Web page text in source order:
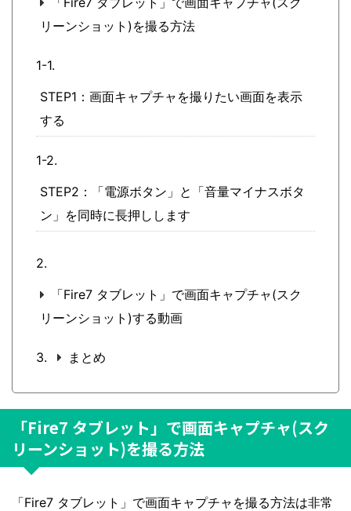
リーンショット)を撮る方法
STEP1：画面キャプチャを撮りたい画面を表示
する
STEP2：「電源ボタン」と「音量マイナスボタ
ン」を同時に長押しします
「Fire7 タブレット」で画面キャプチャ(スク
リーンショット)する動画
まとめ
「Fire7 タブレット」で画面キャプチャ(スク
リーンショット)を撮る方法
「Fire7 タブレット」で画面キャプチャを撮る方法は非常